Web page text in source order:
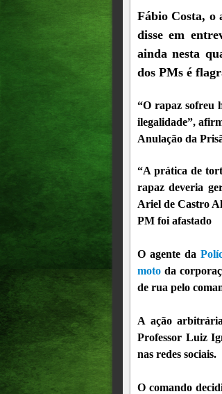
Fábio Costa, o
disse em
ainda nesta
dos PMs é
“O rapaz sofreu
ilegalidade”,
Anulação da
“A prática de
rapaz deveria
Ariel de Castro
PM foi afastado
O agente da
moto da
de rua pelo
A ação
Professor Luiz
nas redes sociais.
O comando